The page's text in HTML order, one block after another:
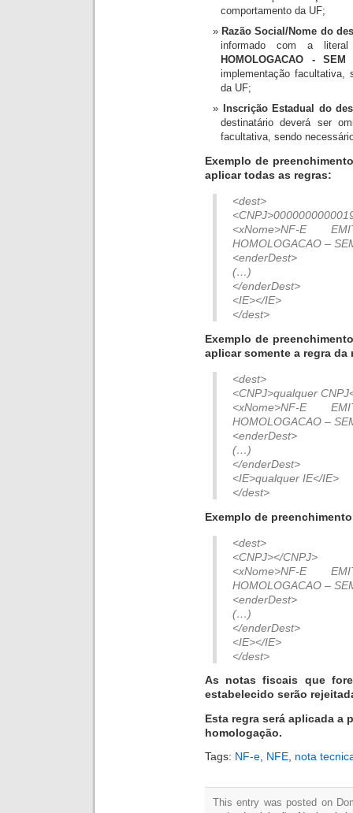
comportamento da UF;
Razão Social/Nome do
informado com a
HOMOLOGACAO - SEM
implementação facultativa,
da UF;
Inscrição Estadual do
destinatário deverá ser
facultativa, sendo
Exemplo de
aplicar todas as regras:
<dest>
<xNome>NF-E
HOMOLOGACAO –
<enderDest>
(…)
</enderDest>
<IE></IE>
</dest>
Exemplo de
aplicar somente a regra da
<dest>
<CNPJ>qualquer
<xNome>NF-E
HOMOLOGACAO –
<enderDest>
(…)
</enderDest>
<IE>qualquer IE</IE>
</dest>
Exemplo de
<dest>
<CNPJ></CNPJ>
<xNome>NF-E
HOMOLOGACAO –
<enderDest>
(…)
</enderDest>
<IE></IE>
</dest>
As notas fiscais que
estabelecido serão
Esta regra será aplicada a
homologação.
Tags: NF-e, NFE, nota
This entry was posted on